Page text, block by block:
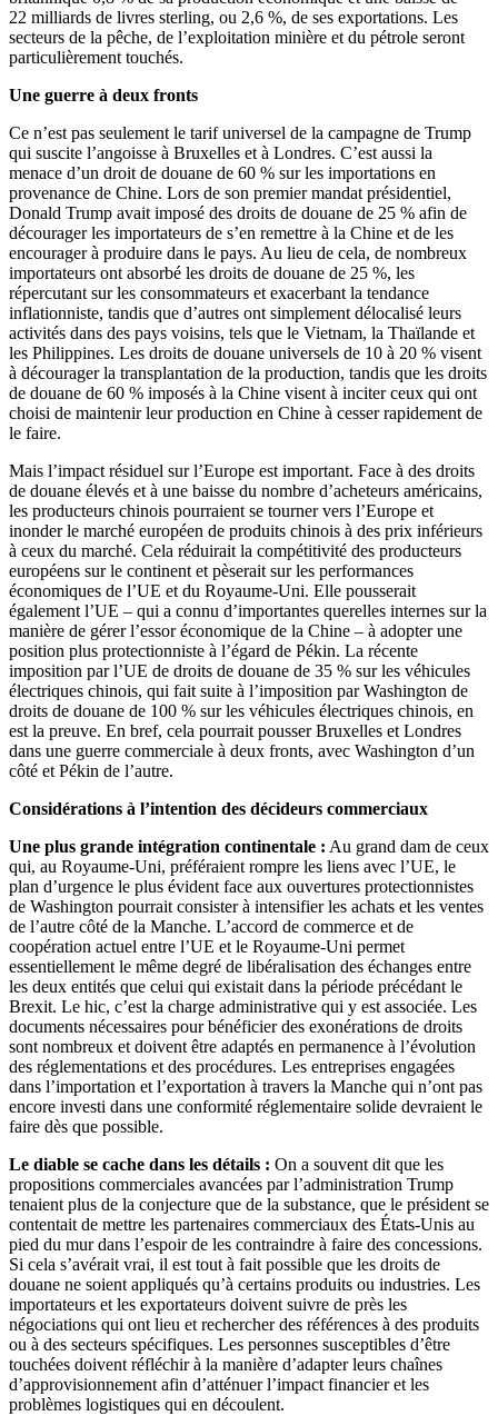
22 milliards de livres sterling, ou 2,6 %, de ses exportations. Les
secteurs de la pêche, de l’exploitation minière et du pétrole seront
particulièrement touchés.
Une guerre à deux fronts
Ce n’est pas seulement le tarif universel de la campagne de Trump
qui suscite l’angoisse à Bruxelles et à Londres. C’est aussi la
menace d’un droit de douane de 60 % sur les importations en
provenance de Chine. Lors de son premier mandat présidentiel,
Donald Trump avait imposé des droits de douane de 25 % afin de
décourager les importateurs de s’en remettre à la Chine et de les
encourager à produire dans le pays. Au lieu de cela, de nombreux
importateurs ont absorbé les droits de douane de 25 %, les
répercutant sur les consommateurs et exacerbant la tendance
inflationniste, tandis que d’autres ont simplement délocalisé leurs
activités dans des pays voisins, tels que le Vietnam, la Thaïlande et
les Philippines. Les droits de douane universels de 10 à 20 % visent
à décourager la transplantation de la production, tandis que les droits
de douane de 60 % imposés à la Chine visent à inciter ceux qui ont
choisi de maintenir leur production en Chine à cesser rapidement de
le faire.
Mais l’impact résiduel sur l’Europe est important. Face à des droits
de douane élevés et à une baisse du nombre d’acheteurs américains,
les producteurs chinois pourraient se tourner vers l’Europe et
inonder le marché européen de produits chinois à des prix inférieurs
à ceux du marché. Cela réduirait la compétitivité des producteurs
européens sur le continent et pèserait sur les performances
économiques de l’UE et du Royaume-Uni. Elle pousserait
également l’UE – qui a connu d’importantes querelles internes sur la
manière de gérer l’essor économique de la Chine – à adopter une
position plus protectionniste à l’égard de Pékin. La récente
imposition par l’UE de droits de douane de 35 % sur les véhicules
électriques chinois, qui fait suite à l’imposition par Washington de
droits de douane de 100 % sur les véhicules électriques chinois, en
est la preuve. En bref, cela pourrait pousser Bruxelles et Londres
dans une guerre commerciale à deux fronts, avec Washington d’un
côté et Pékin de l’autre.
Considérations à l’intention des décideurs commerciaux
Une plus grande intégration continentale : Au grand dam de ceux
qui, au Royaume-Uni, préféraient rompre les liens avec l’UE, le
plan d’urgence le plus évident face aux ouvertures protectionnistes
de Washington pourrait consister à intensifier les achats et les ventes
de l’autre côté de la Manche. L’accord de commerce et de
coopération actuel entre l’UE et le Royaume-Uni permet
essentiellement le même degré de libéralisation des échanges entre
les deux entités que celui qui existait dans la période précédant le
Brexit. Le hic, c’est la charge administrative qui y est associée. Les
documents nécessaires pour bénéficier des exonérations de droits
sont nombreux et doivent être adaptés en permanence à l’évolution
des réglementations et des procédures. Les entreprises engagées
dans l’importation et l’exportation à travers la Manche qui n’ont pas
encore investi dans une conformité réglementaire solide devraient le
faire dès que possible.
Le diable se cache dans les détails : On a souvent dit que les
propositions commerciales avancées par l’administration Trump
tenaient plus de la conjecture que de la substance, que le président se
contentait de mettre les partenaires commerciaux des États-Unis au
pied du mur dans l’espoir de les contraindre à faire des concessions.
Si cela s’avérait vrai, il est tout à fait possible que les droits de
douane ne soient appliqués qu’à certains produits ou industries. Les
importateurs et les exportateurs doivent suivre de près les
négociations qui ont lieu et rechercher des références à des produits
ou à des secteurs spécifiques. Les personnes susceptibles d’être
touchées doivent réfléchir à la manière d’adapter leurs chaînes
d’approvisionnement afin d’atténuer l’impact financier et les
problèmes logistiques qui en découlent.